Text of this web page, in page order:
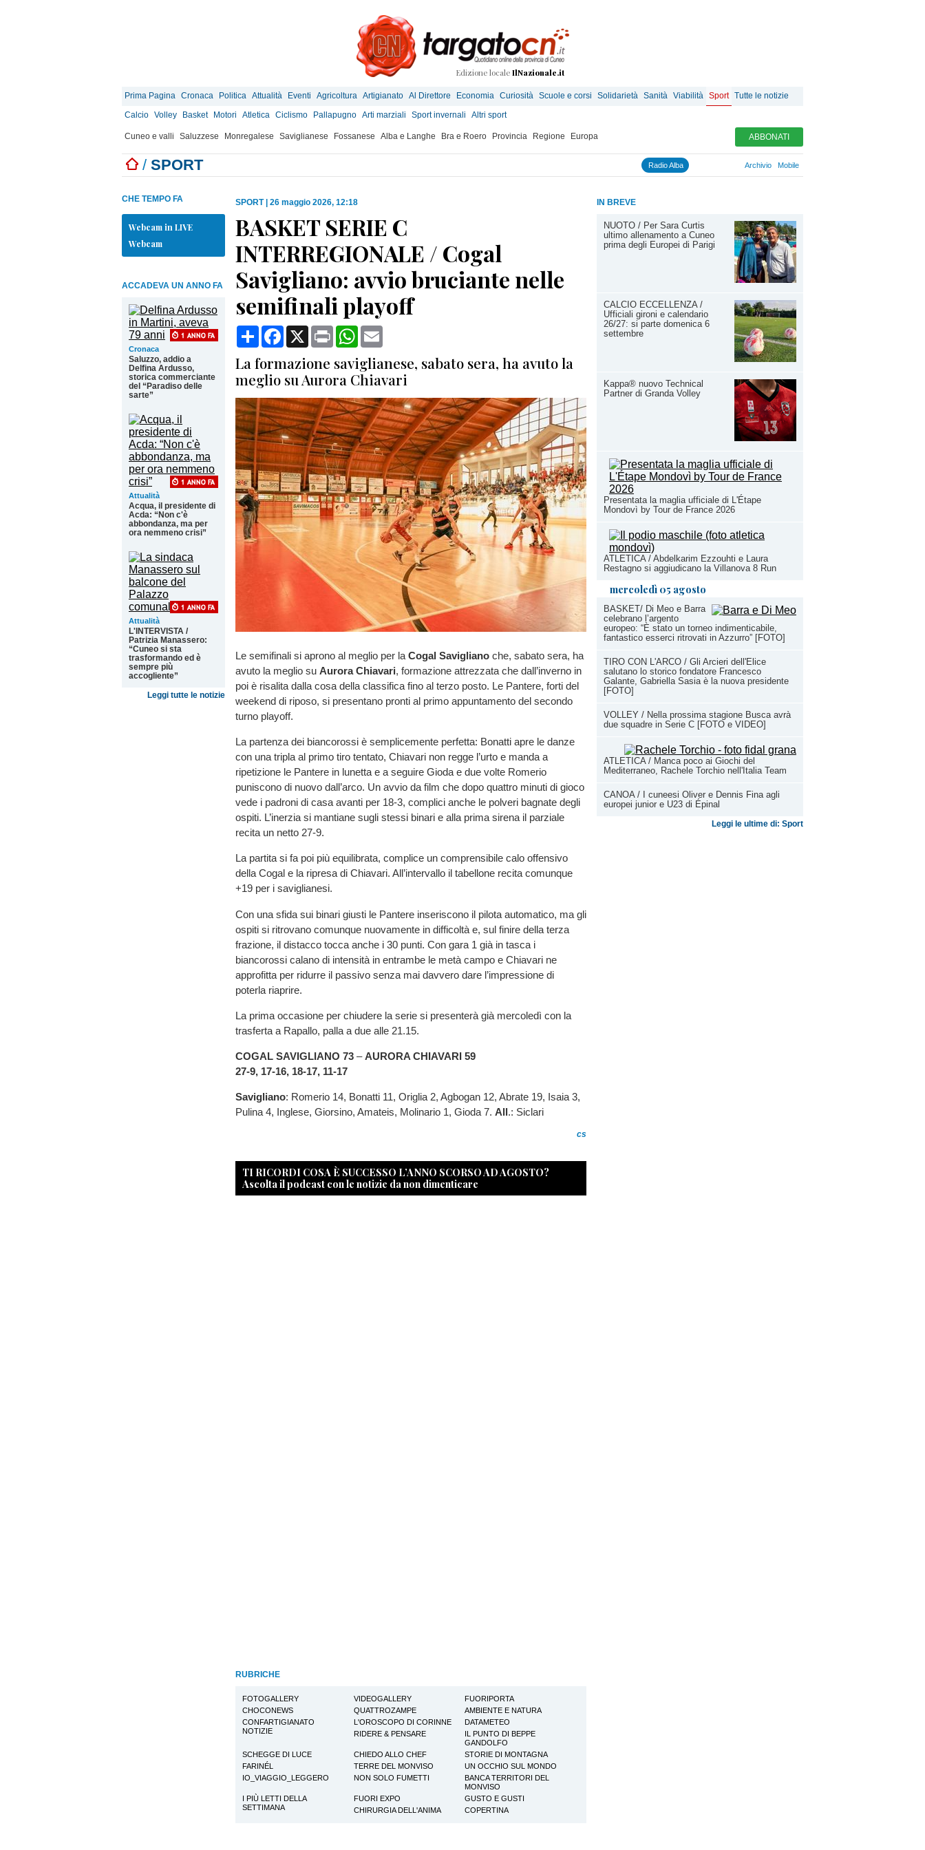
Edizione locale IlNazionale.it
Prima Pagina Cronaca Politica Attualità Eventi Agricoltura Artigianato Al Direttore Economia Curiosità Scuole e corsi Solidarietà Sanità Viabilità Sport Tutte le notizie
Calcio Volley Basket Motori Atletica Ciclismo Pallapugno Arti marziali Sport invernali Altri sport
Cuneo e valli Saluzzese Monregalese Saviglianese Fossanese Alba e Langhe Bra e Roero Provincia Regione Europa ABBONATI
/ SPORT Radio Alba Archivio Mobile
IN BREVE
NUOTO / Per Sara Curtis
ultimo allenamento a Cuneo
prima degli Europei di Parigi
CALCIO ECCELLENZA /
Ufficiali gironi e calendario
26/27: si parte domenica 6
settembre
Kappa® nuovo Technical
Partner di Granda Volley
Presentata la maglia ufficiale di L'Étape
Mondovì by Tour de France 2026
ATLETICA / Abdelkarim Ezzouhti e Laura
Restagno si aggiudicano la Villanova 8 Run
mercoledì 05 agosto
BASKET/ Di Meo e Barra
celebrano l’argento
europeo: “È stato un torneo indimenticabile,
fantastico esserci ritrovati in Azzurro” [FOTO]
TIRO CON L'ARCO / Gli Arcieri dell'Elice
salutano lo storico fondatore Francesco
Galante, Gabriella Sasia è la nuova presidente
[FOTO]
VOLLEY / Nella prossima stagione Busca avrà
due squadre in Serie C [FOTO e VIDEO]
ATLETICA / Manca poco ai Giochi del
Mediterraneo, Rachele Torchio nell'Italia Team
CANOA / I cuneesi Oliver e Dennis Fina agli
europei junior e U23 di Épinal
Leggi le ultime di: Sport
CHE TEMPO FA
Webcam in LIVE
Webcam
ACCADEVA UN ANNO FA
Cronaca
Saluzzo, addio a
Delfina Ardusso,
storica commerciante
del “Paradiso delle
sarte”
Attualità
Acqua, il presidente di
Acda: “Non c'è
abbondanza, ma per
ora nemmeno crisi”
Attualità
L'INTERVISTA /
Patrizia Manassero:
“Cuneo si sta
trasformando ed è
sempre più
accogliente”
Leggi tutte le notizie
SPORT| 26 maggio 2026, 12:18
BASKET SERIE C
INTERREGIONALE / Cogal
Savigliano: avvio bruciante nelle
semifinali playoff
CondividiFacebook
X Print WhatsApp
La formazione saviglianese, sabato sera, ha avuto la
meglio su Aurora Chiavari
Le semifinali si aprono al meglio per la Cogal Savigliano che, sabato sera, ha
avuto la meglio su Aurora Chiavari, formazione attrezzata che dall’inverno in
poi è risalita dalla cosa della classifica fino al terzo posto. Le Pantere, forti del
weekend di riposo, si presentano pronti al primo appuntamento del secondo
turno playoff.
La partenza dei biancorossi è semplicemente perfetta: Bonatti apre le danze
con una tripla al primo tiro tentato, Chiavari non regge l’urto e manda a
ripetizione le Pantere in lunetta e a seguire Gioda e due volte Romerio
puniscono di nuovo dall’arco. Un avvio da film che dopo quattro minuti di gioco
vede i padroni di casa avanti per 18-3, complici anche le polveri bagnate degli
ospiti. L’inerzia si mantiane sugli stessi binari e alla prima sirena il parziale
recita un netto 27-9.
La partita si fa poi più equilibrata, complice un comprensibile calo offensivo
della Cogal e la ripresa di Chiavari. All’intervallo il tabellone recita comunque
+19 per i saviglianesi.
Con una sfida sui binari giusti le Pantere inseriscono il pilota automatico, ma gli
ospiti si ritrovano comunque nuovamente in difficoltà e, sul finire della terza
frazione, il distacco tocca anche i 30 punti. Con gara 1 già in tasca i
biancorossi calano di intensità in entrambe le metà campo e Chiavari ne
approfitta per ridurre il passivo senza mai davvero dare l’impressione di
poterla riaprire.
La prima occasione per chiudere la serie si presenterà già mercoledì con la
trasferta a Rapallo, palla a due alle 21.15.
COGAL SAVIGLIANO 73 –AURORA CHIAVARI 59
27-9, 17-16, 18-17, 11-17
Savigliano: Romerio 14, Bonatti 11, Origlia 2, Agbogan 12, Abrate 19, Isaia 3,
Pulina 4, Inglese, Giorsino, Amateis, Molinario 1, Gioda 7. All.: Siclari
cs
TI RICORDI COSA È SUCCESSO L’ANNO SCORSO AD AGOSTO?
Ascolta il podcast con le notizie da non dimenticare
RUBRICHE
FOTOGALLERY VIDEOGALLERY
FUORIPORTA
CHOCONEWS
QUATTROZAMPE
AMBIENTE E NATURA
CONFARTIGIANATO
NOTIZIE
L'OROSCOPO DI CORINNE
DATAMETEO
RIDERE & PENSARE
IL PUNTO DI BEPPE
GANDOLFO
SCHEGGE DI LUCE
CHIEDO ALLO CHEF
STORIE DI MONTAGNA
FARINÉL
TERRE DEL MONVISO
UN OCCHIO SUL MONDO
IO_VIAGGIO_LEGGERO
NON SOLO FUMETTI
BANCA TERRITORI DEL
MONVISO
I PIÙ LETTI DELLA
SETTIMANA
FUORI EXPO
GUSTO E GUSTI
CHIRURGIA DELL'ANIMA
COPERTINA